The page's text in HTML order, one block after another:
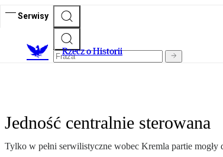
Serwisy
Rzecz o Historii
Jedność centralnie sterowana
Tylko w pełni serwilistyczne wobec Kremla partie mogły